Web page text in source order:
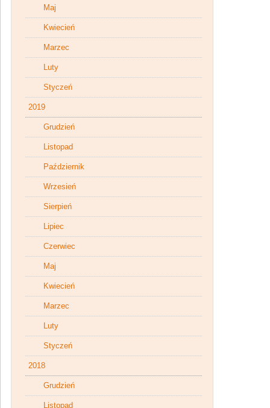
Maj
Kwiecień
Marzec
Luty
Styczeń
2019
Grudzień
Listopad
Październik
Wrzesień
Sierpień
Lipiec
Czerwiec
Maj
Kwiecień
Marzec
Luty
Styczeń
2018
Grudzień
Listopad